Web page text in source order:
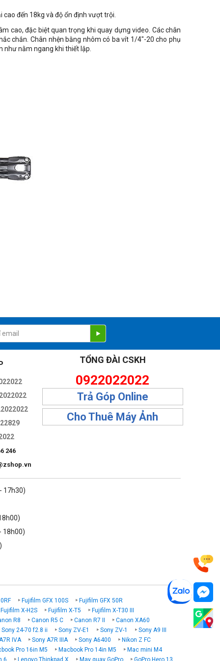
đến 18kg và độ ổn định vượt trội.
cao, đặc biệt quan trọng khi quay dựng video. Các chân
chắn. Chân nhện bằng nhôm có ba vít 1/4"-20 cho phụ
như nằm ngang khi thiết lập.
246
TỔNG ĐÀI CSKH
0922022022
Trả Góp Online
Cho Thuê Máy Ảnh
17h30)
18h00)
Fujifilm GFX 100S
Fujifilm GFX 50R
Fujifilm X-H2S
Fujifilm X-T5
Fujifilm X-T30 III
R8
Canon R5 C Canon R7 II
Canon XA60
Sony 24-70 f2.8 ii
Sony ZV-E1 Sony ZV-1
Sony A9 III
IVA
Sony A7R IIIA Sony A6400
Nikon Z FC
Pro 16in M5
Macbook Pro 14in M5
Mac mini M4
6
Lenovo Thinkpad X May quay GoPro GoPro Hero 13